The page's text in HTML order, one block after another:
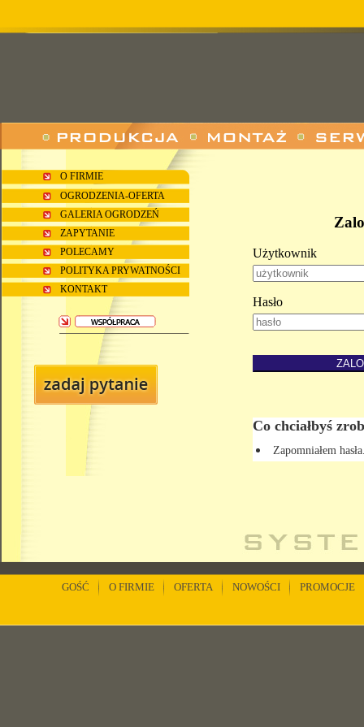
O FIRMIE
OGRODZENIA-OFERTA
GALERIA OGRODZEŃ
ZAPYTANIE
POLECAMY
POLITYKA PRYWATNOŚCI
KONTAKT
Użytkownik
Hasło
Co chciałbyś
Zapomniałem
GOŚĆ O FIRMIE OFERTA NOWOŚCI PROMOCJE